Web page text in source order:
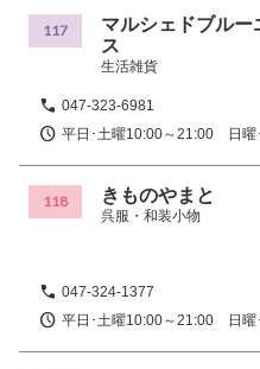
117
マルシェドブルー
ス
生活雑貨
047-323-6981
平日･土曜10:00～21:00 日曜
118 きものやまと
呉服・和装小物
047-324-1377
平日･土曜10:00～21:00 日曜